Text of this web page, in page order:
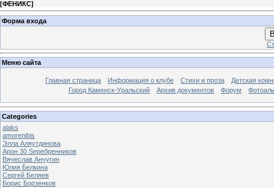
[ФЕНИКС]
Форма входа
Меню сайта
Главная страница Информация о клубе Стихи и проза
Детская
Город Каменск-Уральский
Архив документов Форум
Categories
alaks
amorenibis
Элла Аляутдинова
Арон 30 Sеребренников
Вячеслав Анчугин
Юлия Белкина
Сергей Беляев
Борис Борзенков